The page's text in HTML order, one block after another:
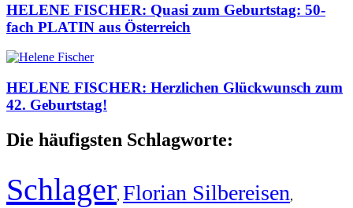
HELENE FISCHER: Quasi zum Geburtstag: 50-
fach PLATIN aus Österreich
HELENE FISCHER: Herzlichen Glückwunsch zum
42. Geburtstag!
Die häufigsten Schlagworte:
Schlager, Florian Silbereisen,